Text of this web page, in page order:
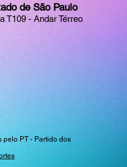
de São Paulo
T109 - Andar Térreo
pelo PT - Partido dos